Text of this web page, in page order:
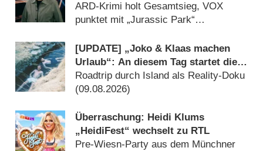
die Welt“-Best-of geht völlig unter
ARD-Krimi holt Gesamtsieg, VOX
punktet mit „Jurassic Park“
[UPDATE] „Joko & Klaas machen
Urlaub“: An diesem Tag startet die
neue Sendung des Entertainer-Duos
Roadtrip durch Island als Reality-Doku
(09.08.2026)
Überraschung: Heidi Klums
„HeidiFest“ wechselt zu RTL
Pre-Wiesn-Party aus dem Münchner